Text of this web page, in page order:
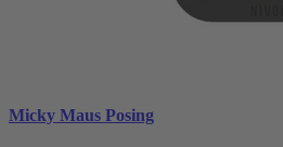
Micky Maus Posing